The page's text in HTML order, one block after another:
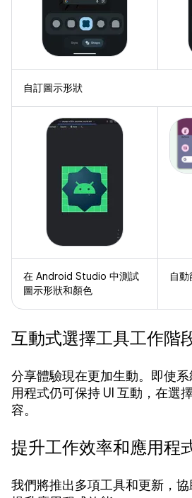
自訂圖示形狀
在 Android Studio 中測試
圖示形狀和顏色
自
互動式選擇工具工作階
分享體驗現在更加生動。即使
用程式仍可保持 UI 互動，在選
容。
提升工作效率和應用程
我們將推出多項工具和更新，